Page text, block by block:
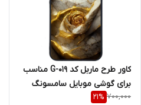
کاور طرح ماربل کد G-019 مناسب
برای گوشی موبایل سامسونگ
Galaxy A16 4G / A16 5G
700,000
21%